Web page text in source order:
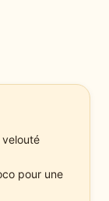
pour une